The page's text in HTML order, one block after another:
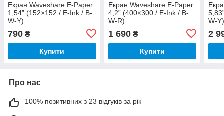
Екран Waveshare E-Paper
1,54” (152×152 / E-Ink / B-
W-Y)
790 ₴
Купити
Екран Waveshare E-Paper
4,2” (400×300 / E-Ink / B-
W-R)
1 690₴
Купити
W-
2
Про нас
100% позитивних з 23 відгуків за рік